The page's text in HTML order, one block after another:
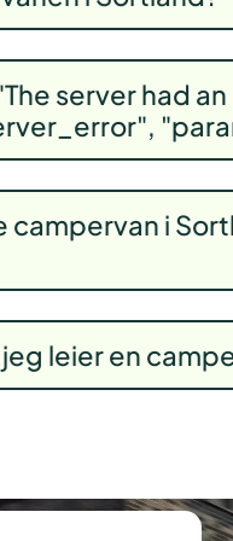
server had
campervan i
leier en